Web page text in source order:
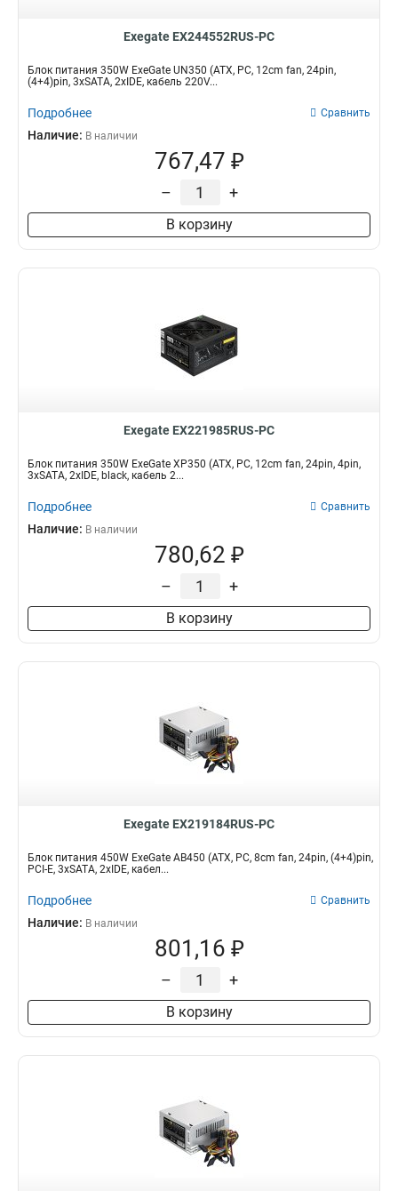
Exegate EX244552RUS-PC
Блок питания 350W ExeGate UN350 (ATX, PC, 12cm fan, 24pin,
(4+4)pin, 3xSATA, 2xIDE, кабель 220V...
Подробнее Сравнить
Наличие: В наличии
767,47 ₽
– +
В корзину
Exegate EX221985RUS-PC
Блок питания 350W ExeGate XP350 (ATX, PC, 12cm fan, 24pin, 4pin,
3xSATA, 2xIDE, black, кабель 2...
Подробнее Сравнить
Наличие: В наличии
780,62 ₽
– +
В корзину
Exegate EX219184RUS-PC
Блок питания 450W ExeGate AB450 (ATX, PC, 8cm fan, 24pin, (4+4)pin,
PCI-E, 3xSATA, 2xIDE, кабел...
Подробнее Сравнить
Наличие: В наличии
801,16 ₽
– +
В корзину